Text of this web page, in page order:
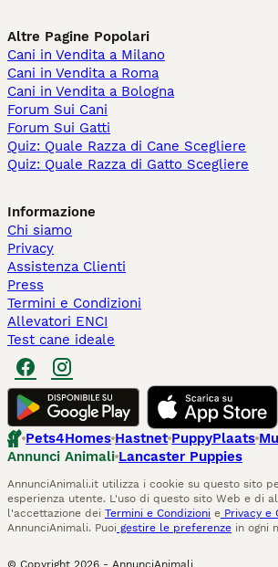
Altre Pagine Popolari
Cani in Vendita a Milano
Cani in Vendita a Roma
Cani in Vendita a Bologna
Forum Sui Cani
Forum Sui Gatti
Quiz: Quale Razza di Cane Scegliere
Quiz: Quale Razza di Gatto Scegliere
Informazione
Chi siamo
Privacy
Assistenza Clienti
Press
Termini e Condizioni
Allevatori ENCI
Test cane ideale
Pets4Homes Hastnet PuppyPlaats
Annunci Animali Lancaster Puppies
AnnunciAnimali.it utilizza i cookie su questo sito
esperienza utente. L'uso di questo sito Web e di
l'accettazione dei Termini e Condizioni e Privacy e
AnnunciAnimali. Puoi gestire le preferenze in ogni